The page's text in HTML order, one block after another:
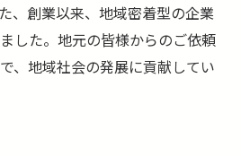
、創業以来、地域密着型の企業
した。地元の皆様からのご依頼
、地域社会の発展に貢献してい